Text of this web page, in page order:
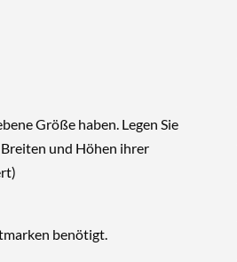
Größe haben. Legen Sie
und Höhen ihrer
benötigt.